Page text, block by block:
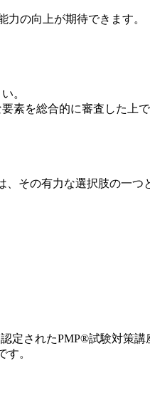
の向上が期待できます。
。
素を総合的に審査した上で
その有力な選択肢の一つ
定されたPMP®試験対策
す。